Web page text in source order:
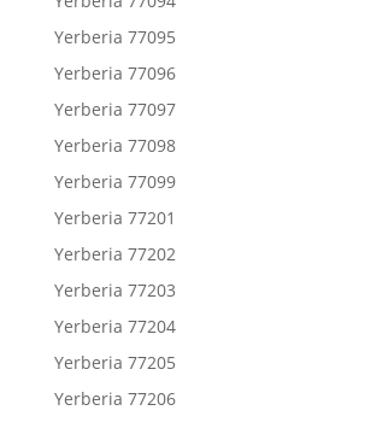
Yerberia 77095
Yerberia 77096
Yerberia 77097
Yerberia 77098
Yerberia 77099
Yerberia 77201
Yerberia 77202
Yerberia 77203
Yerberia 77204
Yerberia 77205
Yerberia 77206